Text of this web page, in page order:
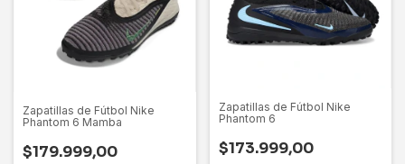
Zapatillas de Fútbol Nike
Phantom 6 Mamba
$179.999,00
Zapatillas de Fútbol Nike
Phantom 6
$173.999,00